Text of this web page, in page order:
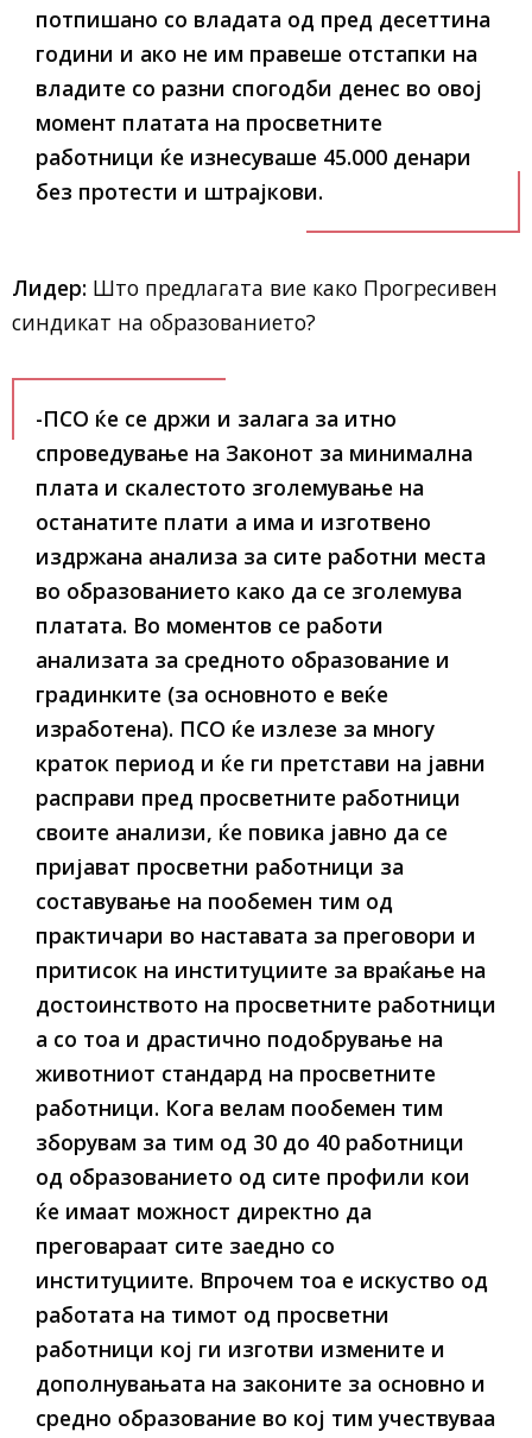
потпишано со владата од пред десеттина
години и ако не им правеше отстапки на
владите со разни спогодби денес во овој
момент платата на просветните
работници ќе изнесуваше 45.000 денари
без протести и штрајкови.
Лидер: Што предлагата вие како Прогресивен
синдикат на образованието?
-ПСО ќе се држи и залага за итно
спроведување на Законот за минимална
плата и скалестото зголемување на
останатите плати а има и изготвено
издржана анализа за сите работни места
во образованието како да се зголемува
платата. Во моментов се работи
анализата за средното образование и
градинките (за основното е веќе
изработена). ПСО ќе излезе за многу
краток период и ќе ги претстави на јавни
расправи пред просветните работници
своите анализи, ќе повика јавно да се
пријават просветни работници за
составување на пообемен тим од
практичари во наставата за преговори и
притисок на институциите за враќање на
достоинството на просветните работници
а со тоа и драстично подобрување на
животниот стандард на просветните
работници. Кога велам пообемен тим
зборувам за тим од 30 до 40 работници
од образованието од сите профили кои
ќе имаат можност директно да
преговараат сите заедно со
институциите. Впрочем тоа е искуство од
работата на тимот од просветни
работници кој ги изготви измените и
дополнувањата на законите за основно и
средно образование во кој тим учествуваа